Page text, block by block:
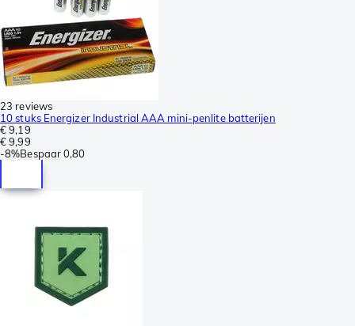
23 reviews
10 stuks Energizer Industrial AAA mini-penlite batterijen
€ 9,19
€ 9,99
-8%Bespaar0,80